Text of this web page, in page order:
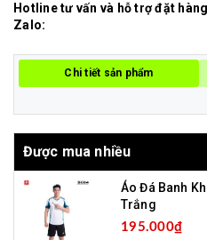
Hotline tư vấn và hỗ trợ đặt hàng
Zalo:
Chi tiết sản phẩm
Được mua nhiều
Áo Đá Banh
Trắng
195.000₫